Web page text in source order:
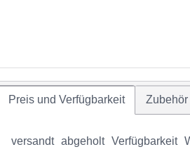
Preis und Verfügbarkeit Zubehör
versandt abgeholt Verfügbarkeit